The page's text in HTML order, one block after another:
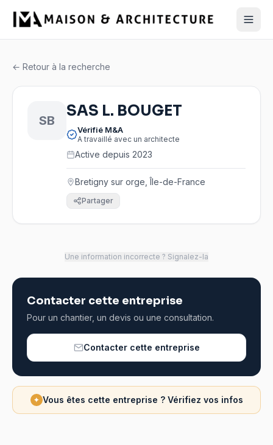
← Retour à la recherche
SB
SAS L. BOUGET
Vérifié M&A
A travaillé avec un architecte
Active depuis 2023
Bretigny sur orge, Île-de-France
Partager
Une information incorrecte ? Signalez-la
Contacter cette entreprise
Pour un chantier, un devis ou une consultation.
Contacter cette entreprise
✦ Vous êtes cette entreprise ? Vérifiez vos infos